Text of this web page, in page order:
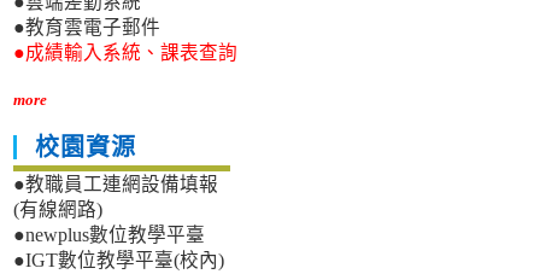
●教育雲電子郵件
●成績輸入系統、課表查詢
more
校園資源
●教職員工連網設備填報
(有線網路)
●newplus數位教學平臺
●IGT數位教學平臺(校內)